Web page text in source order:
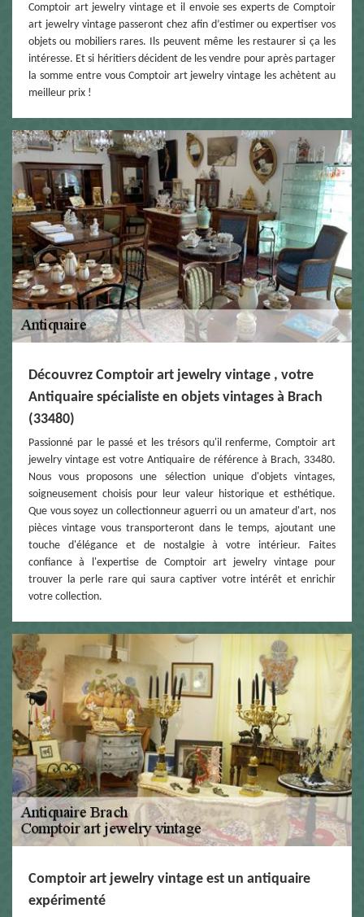
Comptoir art jewelry vintage et il envoie ses experts de Comptoir
art jewelry vintage passeront chez afin d’estimer ou expertiser vos
objets ou mobiliers rares. Ils peuvent même les restaurer si ça les
intéresse. Et si héritiers décident de les vendre pour après partager
la somme entre vous Comptoir art jewelry vintage les achètent au
meilleur prix !
Découvrez Comptoir art jewelry vintage , votre
Antiquaire spécialiste en objets vintages à Brach
(33480)
Passionné par le passé et les trésors qu'il renferme, Comptoir art
jewelry vintage est votre Antiquaire de référence à Brach, 33480.
Nous vous proposons une sélection unique d'objets vintages,
soigneusement choisis pour leur valeur historique et esthétique.
Que vous soyez un collectionneur aguerri ou un amateur d'art, nos
pièces vintage vous transporteront dans le temps, ajoutant une
touche d'élégance et de nostalgie à votre intérieur. Faites
confiance à l'expertise de Comptoir art jewelry vintage pour
trouver la perle rare qui saura captiver votre intérêt et enrichir
votre collection.
Comptoir art jewelry vintage est un antiquaire
expérimenté